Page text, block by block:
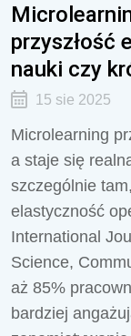
przyszłość
nauki czy
15 sie 2025
Microlearning
a staje się
szczególnie
elastyczność
International
Science,
aż 85%
bardziej